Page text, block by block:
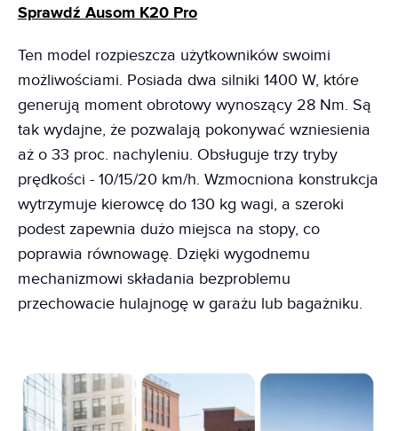
Sprawdź Ausom K20 Pro
Ten model rozpieszcza użytkowników swoimi
możliwościami. Posiada dwa silniki 1400 W, które
generują moment obrotowy wynoszący 28 Nm. Są
tak wydajne, że pozwalają pokonywać wzniesienia
aż o 33 proc. nachyleniu. Obsługuje trzy tryby
prędkości - 10/15/20 km/h. Wzmocniona konstrukcja
wytrzymuje kierowcę do 130 kg wagi, a szeroki
podest zapewnia dużo miejsca na stopy, co
poprawia równowagę. Dzięki wygodnemu
mechanizmowi składania bezproblemu
przechowacie hulajnogę w garażu lub bagażniku.